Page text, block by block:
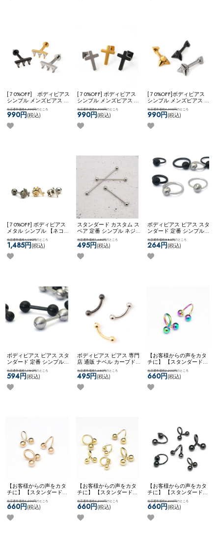
[７0%OFF] ボディピアス
シンプル メンズピアス ユ
ニセックス 【ネコポス全
品送料無料】【edge】3ジ
ュエル▲xコーン
当店通常価格3,300円のところ
990円(税込)
[７0%OFF] ボディピアス
シンプル メンズピアス ユ
ニセックス 【ネコポス全
品送料無料】【edge】ク
ロススタッズ
当店通常価格3,300円のところ
990円(税込)
[７0%OFF]ボディピアス
シンプル メンズピアス ユ
ニセックス 【ネコポス全
品送料無料】【edge】3ス
パイク▲
当店通常価格3,300円のところ
990円(税込)
[７0%OFF] ボディピアス
メタル シンプル 【ネコポ
ス全品送料無料】
【SVstyle】broken stone &
bar
当店通常価格4,950円のところ
1,485円(税込)
スタンダード カスタム ス
ペア 定番 シンプル ネジ
式キャッチ ネコポスOK
ンダストリアルバーベル
(シルバー)
当店通常価格1,650円のところ
495円(税込)
ボディピアス ピアス スタ
ンダード 定番 シンプル
かっこいい マット メンズ
ライク ビーズリング ネコ
ポスOK【MULL】 ブラッ
シュビーズリング
当店通常価格880円のところ
264円(税込)
ボディピアス ピアス スタ
ンダード 定番 シンプル
かっこいい マット メンズ
ライク ストレート ネコポ
スOK【MULL】 ブラッシ
ュバーベル
当店通常価格1,980円のところ
594円(税込)
ボディピアス ピアス 専門
店 通販 ナベル カーブド
バーベル 臍 へそピアス
ロック ルーク スナッグ
アンチトラガス アイブロ
ー ネコポスOK
当店通常価格1,650円のところ
495円(税込)
【お客様からの声をカタ
チに】 【スタンダード】
チタンコーティング ボデ
ィピアス ピアス スパイラ
ル ツイスト カスタム ア
レンジ 両ネジ ネコポス
当店通常価格2,200円のところ
660円(税込)
【お客様からの声をカタ
チに】 【スタンダード】
チタンコーティング ボデ
ィピアス ピアス スパイラ
ル ツイスト カスタム ア
レンジ 両ネジ ネコポス
当店通常価格2,200円のところ
660円(税込)
【お客様からの声をカタ
チに】 【スタンダード】
ボディピアス ピアス スパ
イラル ツイスト カスタム
アレンジ 両ネジ ネコポス
OK
当店通常価格2,200円のところ
660円(税込)
【お客様からの声をカタ
チに】 【スタンダード】
ボディピアス ピアス スパ
イラル ツイスト カスタム
アレンジ 両ネジ ネコポス
OK
当店通常価格2,200円のところ
660円(税込)